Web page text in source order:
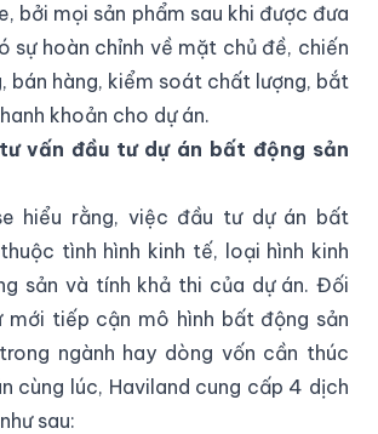
bởi mọi sản phẩm sau khi được đưa
sự hoàn chỉnh về mặt chủ đề, chiến
bán hàng, kiểm soát chất lượng, bắt
khoản cho dự án.
vấn đầu tư dự án bất động sản
hiểu rằng, việc đầu tư dự án bất
tình hình kinh tế, loại hình kinh
sản và tính khả thi của dự án. Đối
mới tiếp cận mô hình bất động sản
ngành hay dòng vốn cần thúc
cùng lúc, Haviland cung cấp 4 dịch
sau: